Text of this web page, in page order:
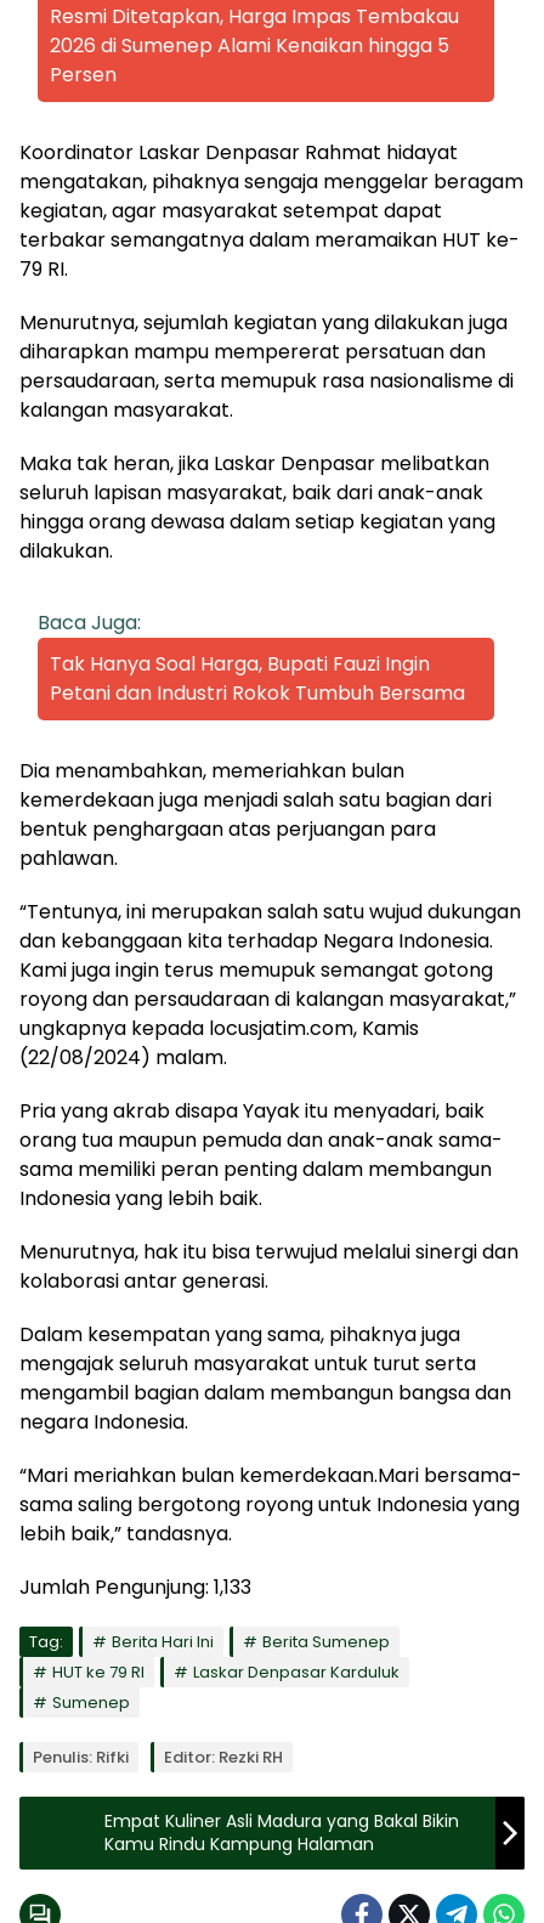
Resmi Ditetapkan, Harga Impas Tembakau
2026 di Sumenep Alami Kenaikan hingga 5
Persen
Koordinator Laskar Denpasar Rahmat hidayat
mengatakan, pihaknya sengaja menggelar beragam
kegiatan, agar masyarakat setempat dapat
terbakar semangatnya dalam meramaikan HUT ke-
79 RI.
Menurutnya, sejumlah kegiatan yang dilakukan juga
diharapkan mampu mempererat persatuan dan
persaudaraan, serta memupuk rasa nasionalisme di
kalangan masyarakat.
Maka tak heran, jika Laskar Denpasar melibatkan
seluruh lapisan masyarakat, baik dari anak-anak
hingga orang dewasa dalam setiap kegiatan yang
dilakukan.
Baca Juga:
Tak Hanya Soal Harga, Bupati Fauzi Ingin
Petani dan Industri Rokok Tumbuh Bersama
Dia menambahkan, memeriahkan bulan
kemerdekaan juga menjadi salah satu bagian dari
bentuk penghargaan atas perjuangan para
pahlawan.
“Tentunya, ini merupakan salah satu wujud dukungan
dan kebanggaan kita terhadap Negara Indonesia.
Kami juga ingin terus memupuk semangat gotong
royong dan persaudaraan di kalangan masyarakat,”
ungkapnya kepada locusjatim.com, Kamis
(22/08/2024) malam.
Pria yang akrab disapa Yayak itu menyadari, baik
orang tua maupun pemuda dan anak-anak sama-
sama memiliki peran penting dalam membangun
Indonesia yang lebih baik.
Menurutnya, hak itu bisa terwujud melalui sinergi dan
kolaborasi antar generasi.
Dalam kesempatan yang sama, pihaknya juga
mengajak seluruh masyarakat untuk turut serta
mengambil bagian dalam membangun bangsa dan
negara Indonesia.
“Mari meriahkan bulan kemerdekaan.Mari bersama-
sama saling bergotong royong untuk Indonesia yang
lebih baik,” tandasnya.
Jumlah Pengunjung: 1,133
Tag: Berita Hari Ini
Berita Sumenep
HUT ke 79 RI
Laskar Denpasar Karduluk
Sumenep
Penulis: Rifki Editor: Rezki RH
Empat Kuliner Asli Madura yang Bakal Bikin
Kamu Rindu Kampung Halaman